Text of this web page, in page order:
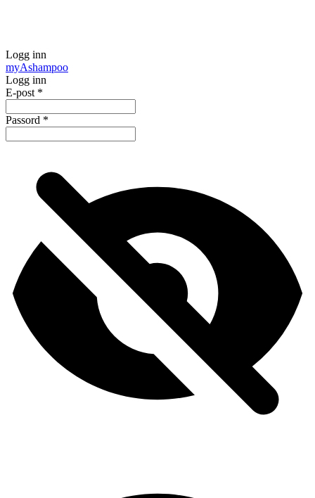
Logg inn
myAshampoo
Logg inn
E-post *
Passord *